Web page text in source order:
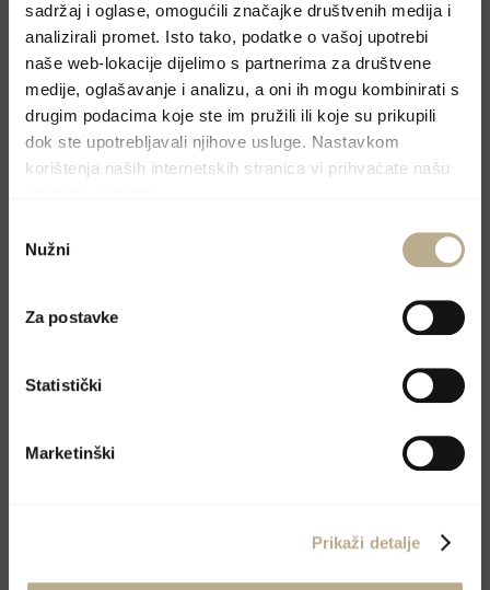
sadržaj i oglase, omogućili značajke društvenih medija i
analizirali promet. Isto tako, podatke o vašoj upotrebi
naše web-lokacije dijelimo s partnerima za društvene
medije, oglašavanje i analizu, a oni ih mogu kombinirati s
drugim podacima koje ste im pružili ili koje su prikupili
dok ste upotrebljavali njihove usluge. Nastavkom
korištenja naših internetskih stranica vi prihvaćate našu
pristanka
Nužni
Za postavke
Statistički
Marketinški
Prikaži detalje
Book your holiday
Molimo, pošaljite upit preko kontakt forme i
odgovoriti ćemo u najskorijem mogućem
roku.